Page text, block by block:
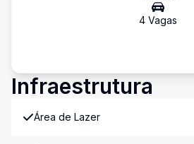
4 Vagas
Infraestrutura
Área de Lazer